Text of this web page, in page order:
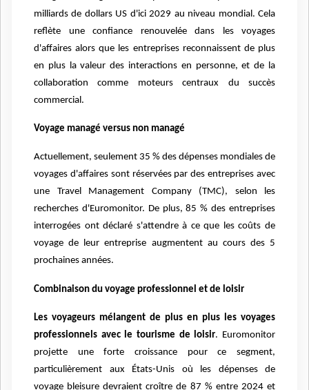
milliards de dollars US d'ici 2029 au niveau mondial. Cela
reflète une confiance renouvelée dans les voyages
d'affaires alors que les entreprises reconnaissent de plus
en plus la valeur des interactions en personne, et de la
collaboration comme moteurs centraux du succès
commercial.
Voyage managé versus non managé
Actuellement, seulement 35 % des dépenses mondiales de
voyages d'affaires sont réservées par des entreprises avec
une Travel Management Company (TMC), selon les
recherches d'Euromonitor. De plus, 85 % des entreprises
interrogées ont déclaré s'attendre à ce que les coûts de
voyage de leur entreprise augmentent au cours des 5
prochaines années.
Combinaison du voyage professionnel et de loisir
Les voyageurs mélangent de plus en plus les voyages
professionnels avec le tourisme de loisir. Euromonitor
projette une forte croissance pour ce segment,
particulièrement aux États-Unis où les dépenses de
voyage bleisure devraient croître de 87 % entre 2024 et